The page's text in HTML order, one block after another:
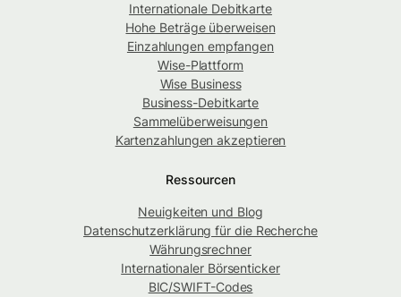
Internationale Debitkarte
Hohe Beträge überweisen
Einzahlungen empfangen
Wise-Plattform
Wise Business
Business-Debitkarte
Sammelüberweisungen
Kartenzahlungen akzeptieren
Ressourcen
Neuigkeiten und Blog
Datenschutzerklärung für die Recherche
Währungsrechner
Internationaler Börsenticker
BIC/SWIFT-Codes